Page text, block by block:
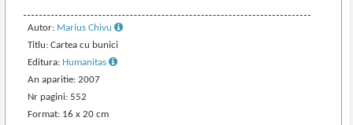
Autor: Marius Chivu
Titlu: Cartea cu bunici
Editura: Humanitas
An aparitie: 2007
Nr pagini: 552
Format: 16 x 20 cm